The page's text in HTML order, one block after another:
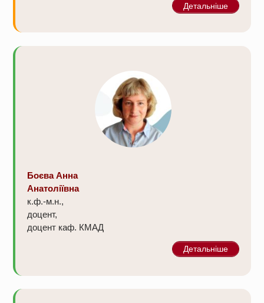
Детальніше
Боєва Анна
Анатоліївна
к.ф.-м.н.,
доцент,
доцент каф. КМАД
Детальніше